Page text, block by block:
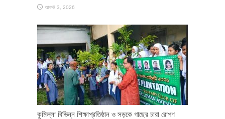
আগস্ট 3, 2026
কুমিল্লা বিভিন্ন শিক্ষাপ্রতিষ্ঠান ও সড়কে গাছের চারা রোপণ